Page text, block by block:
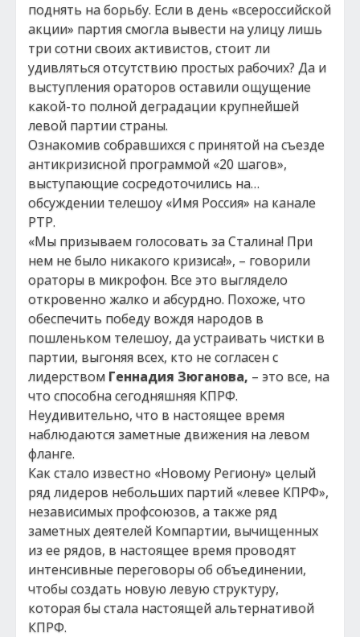
поднять на борьбу. Если в день «всероссийской
акции» партия смогла вывести на улицу лишь
три сотни своих активистов, стоит ли
удивляться отсутствию простых рабочих? Да и
выступления ораторов оставили ощущение
какой-то полной деградации крупнейшей
левой партии страны.
Ознакомив собравшихся с принятой на съезде
антикризисной программой «20 шагов»,
выступающие сосредоточились на…
обсуждении телешоу «Имя Россия» на канале
РТР.
«Мы призываем голосовать за Сталина! При
нем не было никакого кризиса!», – говорили
ораторы в микрофон. Все это выглядело
откровенно жалко и абсурдно. Похоже, что
обеспечить победу вождя народов в
пошленьком телешоу, да устраивать чистки в
партии, выгоняя всех, кто не согласен с
лидерством Геннадия Зюганова, – это все, на
что способна сегодняшняя КПРФ.
Неудивительно, что в настоящее время
наблюдаются заметные движения на левом
фланге.
Как стало известно «Новому Региону» целый
ряд лидеров небольших партий «левее КПРФ»,
независимых профсоюзов, а также ряд
заметных деятелей Компартии, вычищенных
из ее рядов, в настоящее время проводят
интенсивные переговоры об объединении,
чтобы создать новую левую структуру,
которая бы стала настоящей альтернативой
КПРФ.